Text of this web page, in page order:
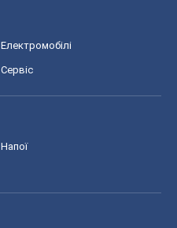
Електромобілі
Сервіс
Напої